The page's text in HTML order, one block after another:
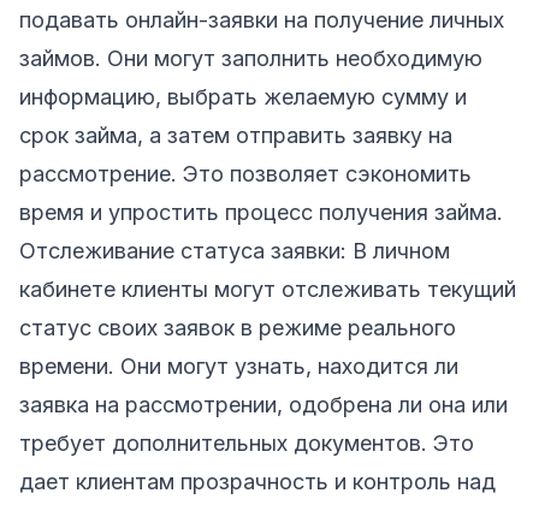
подавать онлайн-заявки на получение личных
займов. Они могут заполнить необходимую
информацию, выбрать желаемую сумму и
срок займа, а затем отправить заявку на
рассмотрение. Это позволяет сэкономить
время и упростить процесс получения займа.
Отслеживание статуса заявки: В личном
кабинете клиенты могут отслеживать текущий
статус своих заявок в режиме реального
времени. Они могут узнать, находится ли
заявка на рассмотрении, одобрена ли она или
требует дополнительных документов. Это
дает клиентам прозрачность и контроль над